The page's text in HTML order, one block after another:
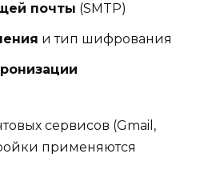
почты (SMTP)
и тип шифрования
сервисов (Gmail,
применяются